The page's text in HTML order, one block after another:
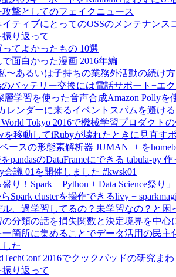
撃としてのフェイクニュース
ティブにとってのOSSのメンテナンス
振り返って
ってよかったもの 10選
面白かった漫画 2016年編
〜あるいは子持ちの業務外活動の続け方
のバッテリー交換には電話サポート+エ
層学習を使った音声合成Amazon Polly
レンダーに来るイベントスパムを避け
World Tokyo 2016で機械学習プロダクト
を移動してiRubyが壊れたときに見直す
ースの形態素解析器 JUMAN++ を
pandasのDataFrameにできる tabula-py
会議 01を開催しました #kwsk01
盛り！Spark + Python + Data Science祭
らSpark clusterを操作できるlivy +
ル、過学習してるの？未学習なの？と困
の分類の話を損失関数と決定境界を中心
一箇所に集めることでデータ活用の民主
た
2016でクックパッドの研究ま
振り返って